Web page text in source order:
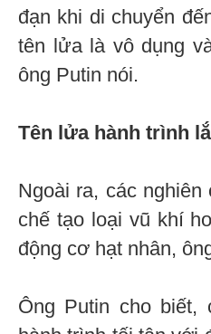
đạn khi di chuyển
tên lửa là vô dụng
ông Putin nói.
Tên lửa hành trình
Ngoài ra, các
chế tạo loại vũ khí
động cơ hạt nhân,
Ông Putin cho biết,